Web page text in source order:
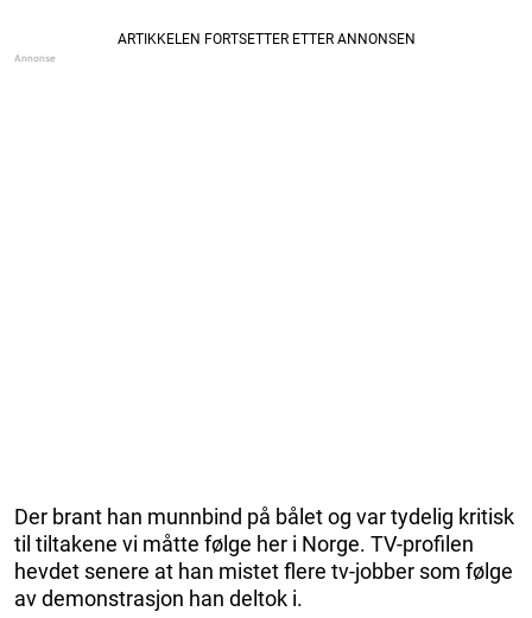
Der brant han munnbind på bålet og var tydelig kritisk
til tiltakene vi måtte følge her i Norge. TV-profilen
hevdet senere at han mistet flere tv-jobber som følge
av demonstrasjon han deltok i.